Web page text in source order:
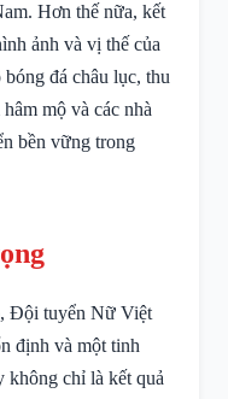
Hơn thế nữa, kết
ảnh và vị thế của
đá châu lục, thu
mộ và các nhà
bền vững trong
Đội tuyển Nữ Việt
định và một tinh
không chỉ là kết quả